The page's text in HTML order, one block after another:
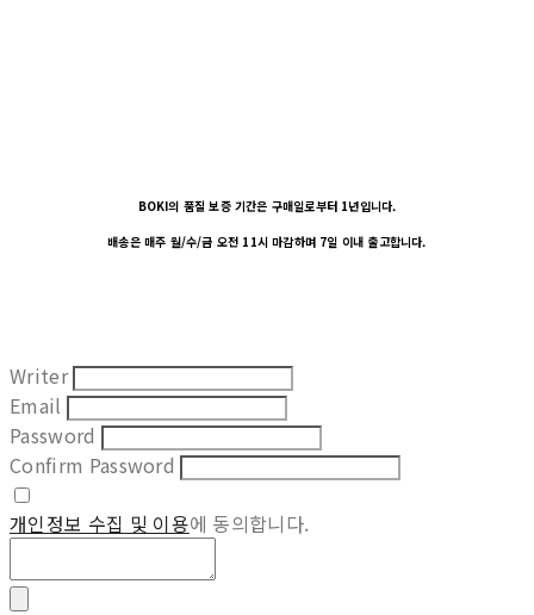
BOKI의 품질 보증 기간은 구매일로부터 1년입니다.
배송은 매주 월/수/금 오전 11시 마감하며 7일 이내 출고합니다.
Writer
Email
Password
Confirm Password
개인정보 수집 및 이용에 동의합니다.